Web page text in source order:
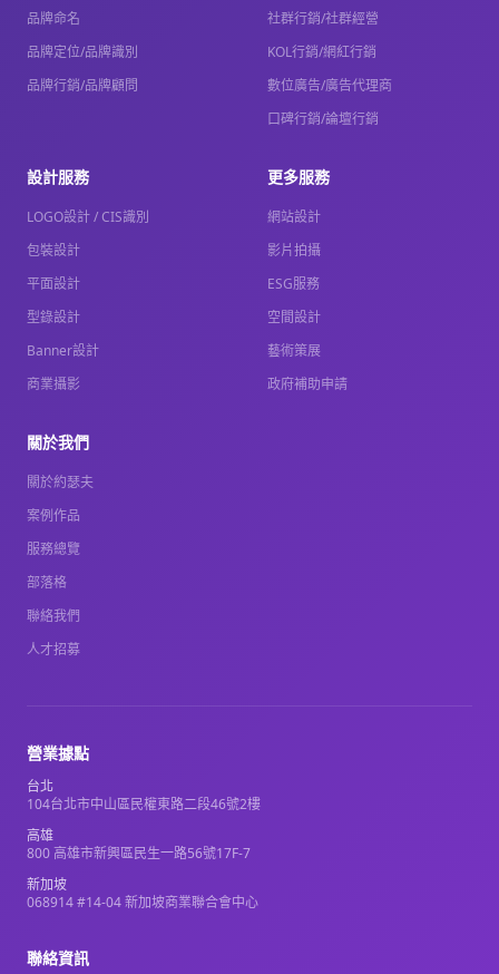
品牌命名
品牌定位/品牌識別
品牌行銷/品牌顧問
社群行銷/社群經營
KOL行銷/網紅行銷
數位廣告/廣告代理商
口碑行銷/論壇行銷
設計服務
LOGO設計 / CIS識別
包裝設計
平面設計
型錄設計
Banner設計
商業攝影
更多服務
網站設計
影片拍攝
ESG服務
空間設計
藝術策展
政府補助申請
關於我們
關於約瑟夫
案例作品
服務總覽
部落格
聯絡我們
人才招募
營業據點
台北
104台北市中山區民權東路二段46號2樓
高雄
800 高雄市新興區民生一路56號17F-7
新加坡
068914 #14-04 新加坡商業聯合會中心
聯絡資訊